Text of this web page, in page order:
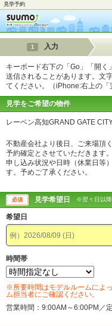
見学予約
1 入力
キーボード右下の「Go」「開
送信されることがあります。文
てください。（iPhone:右上の「
見学をご希望の物件
レーベン高知GRAND GATE
不動産会社より後日、ご来場頂
予約確定とさせていただきます。
申し込み状況や日時（休業日等
す。予めご了承ください。
必須 見学希望日 ※翌々日以降
希望日
時間帯
※所要時間はモデルルームによ
ム担当者にご確認ください。
営業時間：9:00AM～6:00PM／